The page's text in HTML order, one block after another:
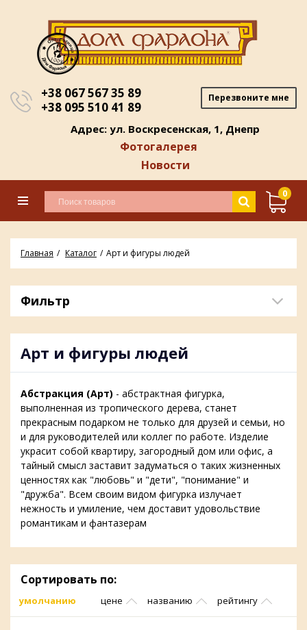
+38 067 567 35 89
+38 095 510 41 89
Перезвоните мне
Адрес: ул. Воскресенская, 1, Днепр
Фотогалерея
Новости
0
Главная Каталог Арт и фигуры людей
Фильтр
Арт и фигуры людей
Абстракция (Арт) - абстрактная фигурка,
выполненная из тропического дерева, станет
прекрасным подарком не только для друзей и семьи, но
и для руководителей или коллег по работе. Изделие
украсит собой квартиру, загородный дом или офис, а
тайный смысл заставит задуматься о таких жизненных
ценностях как "любовь" и "дети", "понимание" и
"дружба". Всем своим видом фигурка излучает
нежность и умиление, чем доставит удовольствие
романтикам и фантазерам
Сортировать по:
умолчанию цене названию рейтингу